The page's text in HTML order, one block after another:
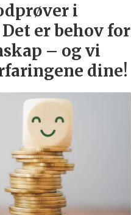
i
er behov for
– og vi
dine!